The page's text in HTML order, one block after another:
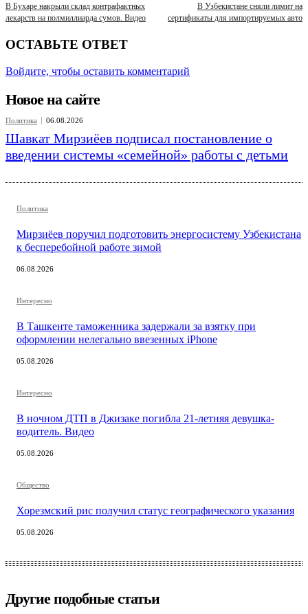
В Бухаре накрыли склад контрафактных
лекарств на полмиллиарда сумов. Видео
В Узбекистане сняли лимит на
сертификаты для импортируемых авто
ОСТАВЬТЕ ОТВЕТ
Войдите, чтобы оставить комментарий
Новое на сайте
Политика 06.08.2026
Шавкат Мирзиёев подписал постановление о
введении системы «семейной» работы с детьми
Политика
Мирзиёев поручил подготовить энергосистему Узбекистана
к бесперебойной работе зимой
06.08.2026
Интересно
В Ташкенте таможенника задержали за взятку при
оформлении нелегально ввезенных iPhone
05.08.2026
Интересно
В ночном ДТП в Джизаке погибла 21-летняя девушка-
водитель. Видео
05.08.2026
Общество
Хорезмский рис получил статус географического указания
05.08.2026
Другие подобные статьи